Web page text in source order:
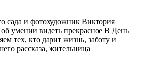
сада и фотохудожник Виктория
об умении видеть прекрасное В День
тех, кто дарит жизнь, заботу и
рассказа, жительница